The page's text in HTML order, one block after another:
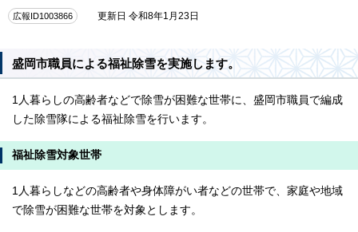
広報ID1003866 更新日 令和8年1月23日
盛岡市職員による福祉除雪を実施します。
1人暮らしの高齢者などで除雪が困難な世帯に、盛岡市職員で編成
した除雪隊による福祉除雪を行います。
福祉除雪対象世帯
1人暮らしなどの高齢者や身体障がい者などの世帯で、家庭や地域
で除雪が困難な世帯を対象とします。